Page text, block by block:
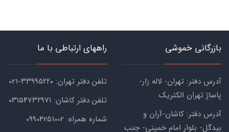
بازرگانی خموشی
آدرس دفتر: تهران- لاله زار-
پاساژ تهران الکتریک
آدرس دفتر: کاشان-آران و
بیدگل- بلوار امام خمینی- جنب
راههای ارتباطی با ما
تلفن دفتر تهران: ۳۳۹۹۵۲۲۰-021
تلفن دفتر کاشان: ۰۳۱۵۴۷۳۲۹۷۱
شماره همراه: 09904251002